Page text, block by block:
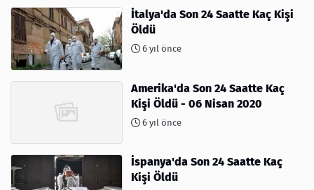
İtalya'da Son 24 Saatte Kaç Kişi
Öldü
6 yıl önce
Amerika'da Son 24 Saatte Kaç
Kişi Öldü - 06 Nisan 2020
6 yıl önce
İspanya'da Son 24 Saatte Kaç
Kişi Öldü